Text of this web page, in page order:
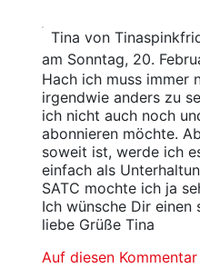
Tina von
am Sonntag, 20.
Hach ich muss immer
irgendwie anders zu
ich nicht auch noch
abonnieren möchte.
soweit ist, werde ich
einfach als
SATC mochte ich ja
Ich wünsche Dir einen
liebe Grüße Tina
Auf diesen